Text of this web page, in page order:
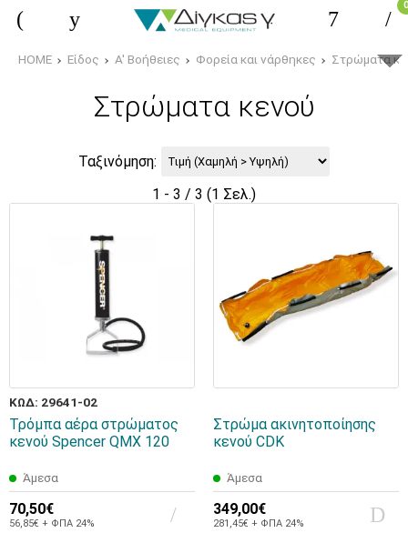
0
HOME Είδος Α' Βοήθειες Φορεία και νάρθηκες Στρώματα
Στρώματα κενού
Ταξινόμηση:
1 - 3 / 3 (1 Σελ.)
ΚΩΔ: 29641-02
Τρόμπα αέρα στρώματος
κενού Spencer QMX 120
Άμεσα
70,50€
56,85€ + ΦΠΑ 24%
Στρώμα ακινητοποίησης
κενού CDK
Άμεσα
349,00€
281,45€ + ΦΠΑ 24%